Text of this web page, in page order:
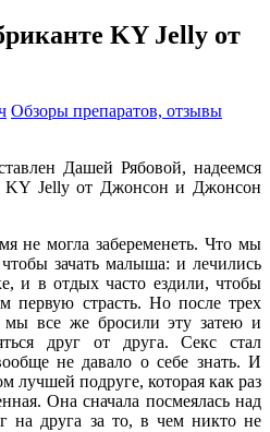
KY Jelly от
Обзоры препаратов, отзывы
Дашей Рябовой, надеемся
KY Jelly от Джонсон и Джонсон
не могла забеременеть. Что мы
зачать малыша: и лечились
и в отдых часто ездили, чтобы
первую страсть. Но после трех
мы все же бросили эту затею и
друг от друга. Секс стал
не давало о себе знать. И
лучшей подруге, которая как раз
Она сначала посмеялась над
на друга за то, в чем никто не